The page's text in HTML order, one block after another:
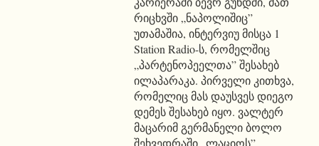
რიცხვში „ნაპოლიშიც”
უთამაშია, ინტერვიუ მისცა 1
Station Radio-ს, რომელშიც
„პარტენოპეელთა” შესახებ
ილაპარაკა. პირველი კითხვა,
რომელიც მას დაუსვეს დიეგო
დემეს შესახებ იყო. ვალტერ
მაცარიმ გერმანელი ბოლო
შეხვედრაში „ლაციოს”